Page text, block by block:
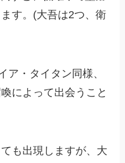
す。(大吾は2つ、衛
ア・タイタン同様、
によって出会うこと
も出現しますが、大